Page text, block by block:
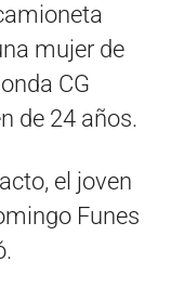
mujer de
CG
de 24 años.
el joven
Funes